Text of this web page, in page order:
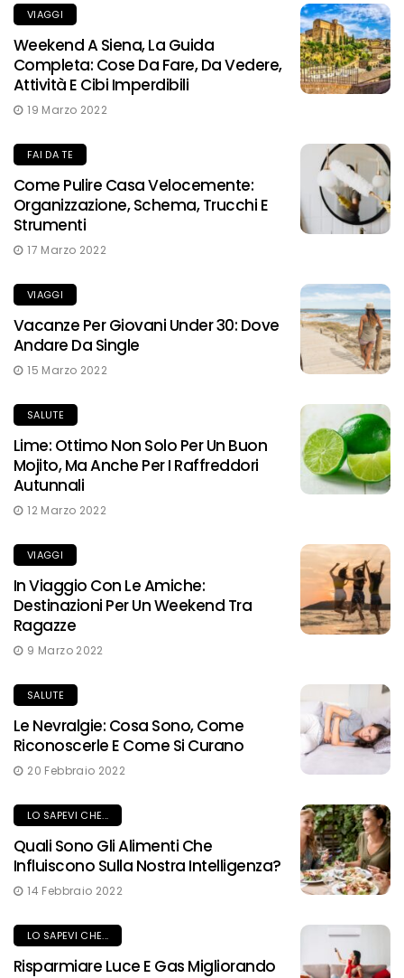
VIAGGI
Weekend A Siena, La Guida
Completa: Cose Da Fare, Da Vedere,
Attività E Cibi Imperdibili
19 Marzo 2022
FAI DA TE
Come Pulire Casa Velocemente:
Organizzazione, Schema, Trucchi E
Strumenti
17 Marzo 2022
VIAGGI
Vacanze Per Giovani Under 30: Dove
Andare Da Single
15 Marzo 2022
SALUTE
Lime: Ottimo Non Solo Per Un Buon
Mojito, Ma Anche Per I Raffreddori
Autunnali
12 Marzo 2022
VIAGGI
In Viaggio Con Le Amiche:
Destinazioni Per Un Weekend Tra
Ragazze
9 Marzo 2022
SALUTE
Le Nevralgie: Cosa Sono, Come
Riconoscerle E Come Si Curano
20 Febbraio 2022
LO SAPEVI CHE...
Quali Sono Gli Alimenti Che
Influiscono Sulla Nostra Intelligenza?
14 Febbraio 2022
LO SAPEVI CHE...
Risparmiare Luce E Gas Migliorando